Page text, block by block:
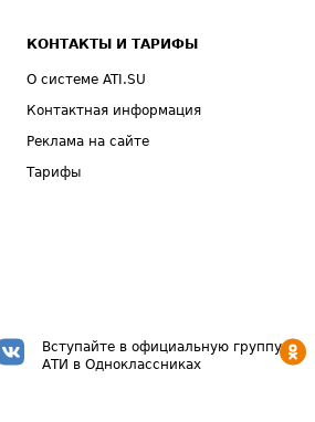
КОНТАКТЫ И ТАРИФЫ
О системе ATI.SU
Контактная информация
Реклама на сайте
Тарифы
Вступайте в официальную группу
АТИ в Одноклассниках